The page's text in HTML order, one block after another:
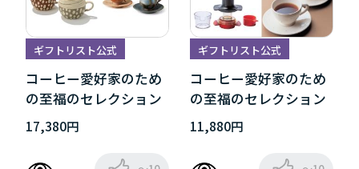
ギフトリスト公式
コーヒー愛好家のため
の至福のセレクション
17,380円
ギフトリスト公式
コーヒー愛好家のため
の至福のセレクション
11,880円